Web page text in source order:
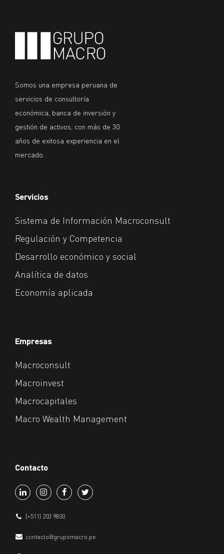
Somos una empresa peruana de
servicios de consultoría
económica, banca de inversión y
gestión de activos, con más de 30
años de exitosa experiencia en el
mercado.
Servicios
Sistema de Información Macroconsult
Regulación y Competencia
Desarrollo económico y social
Analítica de datos
Economía aplicada
Empresas
Macroconsult
Macroinvest
Macrocapitales
Macro Wealth Management
Contacto
(+511) 203 9800
contacto@grupomacro.pe